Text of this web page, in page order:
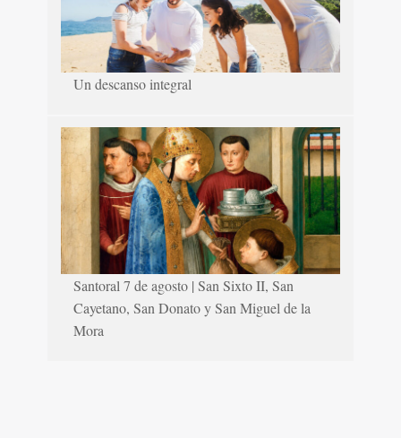
Un descanso integral
Santoral 7 de agosto | San Sixto II, San
Cayetano, San Donato y San Miguel de la
Mora